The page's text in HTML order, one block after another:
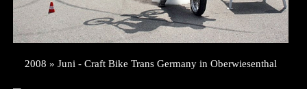
2008 » Juni - Craft Bike Trans Germany in Oberwiesenthal